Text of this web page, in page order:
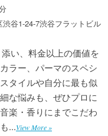
谷1-24-7渋谷フラットビル
い、料金以上の価値を
ラー、パーマのスペシ
タイルや自分に最も似
な悩みも、ぜひプロに
楽・香りにまでこだわ
...View More »